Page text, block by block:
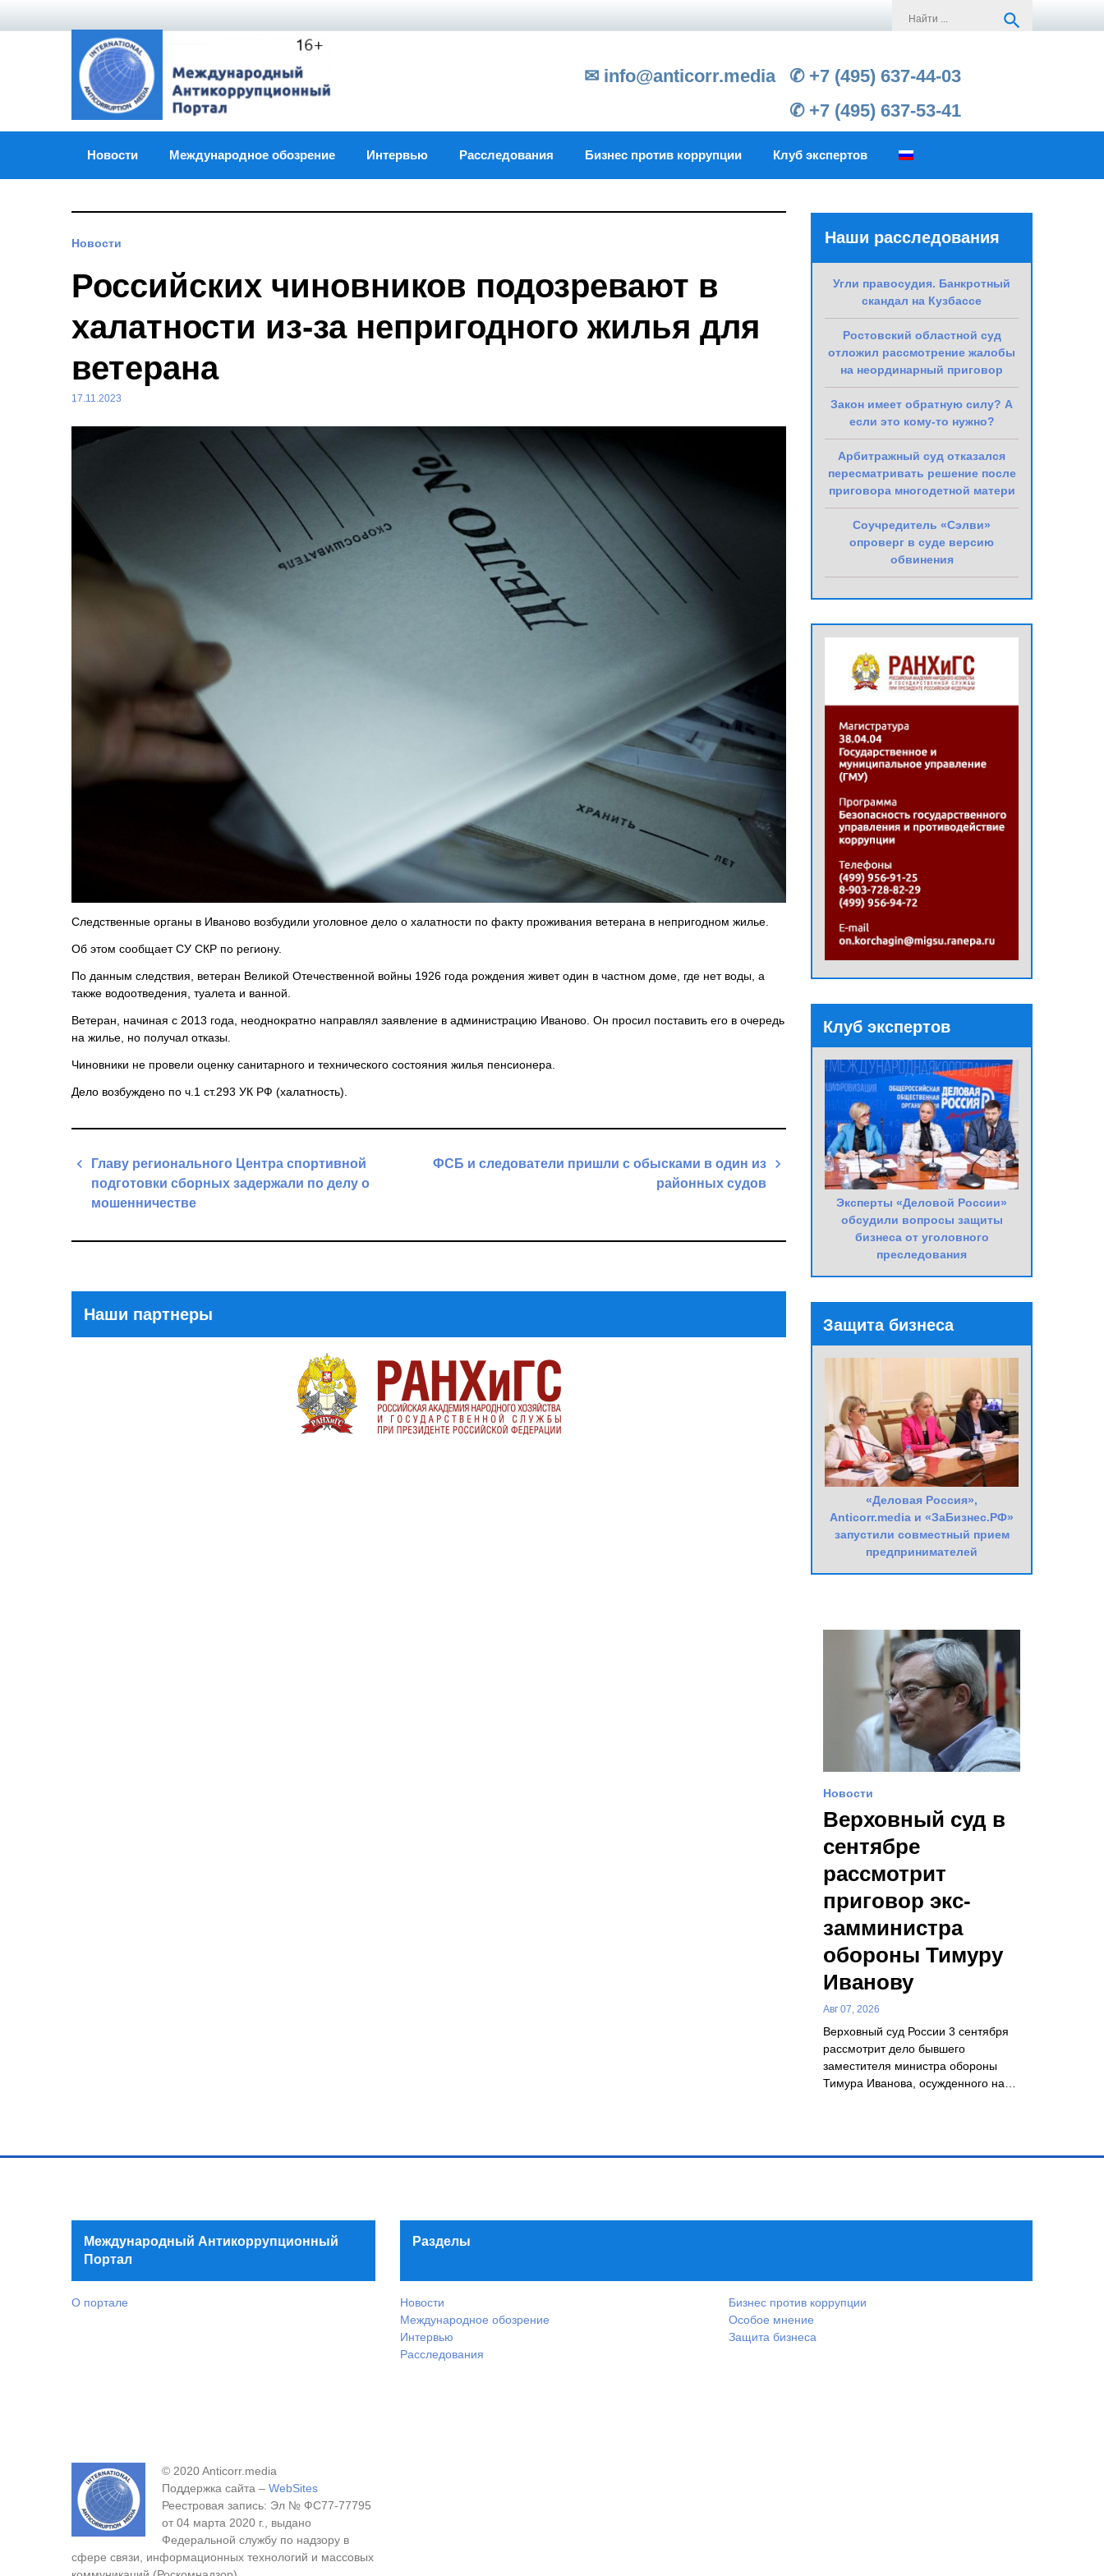
search
✉ info@anticorr.media
✆ +7 (495) 637-44-03
✆ +7 (495) 637-53-41
Новости Международное обозрение Интервью Расследования Бизнес против коррупции Клуб экспертов
Новости
Российских чиновников подозревают в
халатности из-за непригодного жилья для
ветерана
17.11.2023
Следственные органы в Иваново возбудили уголовное дело о халатности по факту проживания ветерана в непригодном жилье.
Об этом сообщает СУ СКР по региону.
По данным следствия, ветеран Великой Отечественной войны 1926 года рождения живет один в частном доме, где нет воды, а
также водоотведения, туалета и ванной.
Ветеран, начиная с 2013 года, неоднократно направлял заявление в администрацию Иваново. Он просил поставить его в очередь
на жилье, но получал отказы.
Чиновники не провели оценку санитарного и технического состояния жилья пенсионера.
Дело возбуждено по ч.1 ст.293 УК РФ (халатность).
Навигация
по
записям
Главу регионального Центра спортивной
подготовки сборных задержали по делу о
мошенничестве
ФСБ и следователи пришли с обысками в один из
районных судов
Наши партнеры
Наши расследования
Угли правосудия. Банкротный
скандал на Кузбассе
Ростовский областной суд
отложил рассмотрение жалобы
на неординарный приговор
Закон имеет обратную силу? А
если это кому-то нужно?
Арбитражный суд отказался
пересматривать решение после
приговора многодетной матери
Соучредитель «Сэлви»
опроверг в суде версию
обвинения
Клуб экспертов
Эксперты «Деловой России»
обсудили вопросы защиты
бизнеса от уголовного
преследования
Защита бизнеса
«Деловая Россия»,
Anticorr.media и «ЗаБизнес.РФ»
запустили совместный прием
предпринимателей
Новости
Верховный суд в
сентябре
рассмотрит
приговор экс-
замминистра
обороны Тимуру
Иванову
Авг 07, 2026
Верховный суд России 3 сентября
рассмотрит дело бывшего
заместителя министра обороны
Тимура Иванова, осужденного на…
Международный Антикоррупционный
Портал
О портале
Разделы
Новости
Международное обозрение
Интервью
Расследования
Бизнес против коррупции
Особое мнение
Защита бизнеса
© 2020 Anticorr.media
Поддержка сайта – WebSites
Реестровая запись: Эл № ФС77-77795
от 04 марта 2020 г., выдано
Федеральной службу по надзору в
сфере связи, информационных технологий и массовых